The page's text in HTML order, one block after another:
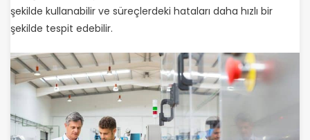
şekilde kullanabilir ve süreçlerdeki hataları daha hızlı bir
şekilde tespit edebilir.